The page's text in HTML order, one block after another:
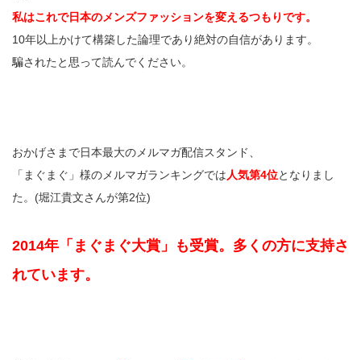
私はこれで日本のメンズファッションを変えるつもりです。
10年以上かけて構築した論理であり絶対の自信があります。
騙されたと思って読んでください。
おかげさまで日本最大のメルマガ配信スタンド、
「まぐまぐ」様のメルマガランキングでは 人気第4位となりまし
た。(堀江貴文さんが第2位)
2014年「まぐまぐ大賞」も受賞。多くの方に支持さ
れています。